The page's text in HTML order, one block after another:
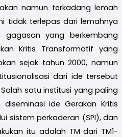
namun terkadang lemah
tidak terlepas dari lemahnya
yang berkembang
Kritis Transformatif yang
sejak tahun 2000, namun
dari ide tersebut
satu institusi yang paling
ide Gerakan Kritis
sistem perkaderan (SPI), dan
itu adalah TM dari TM1-